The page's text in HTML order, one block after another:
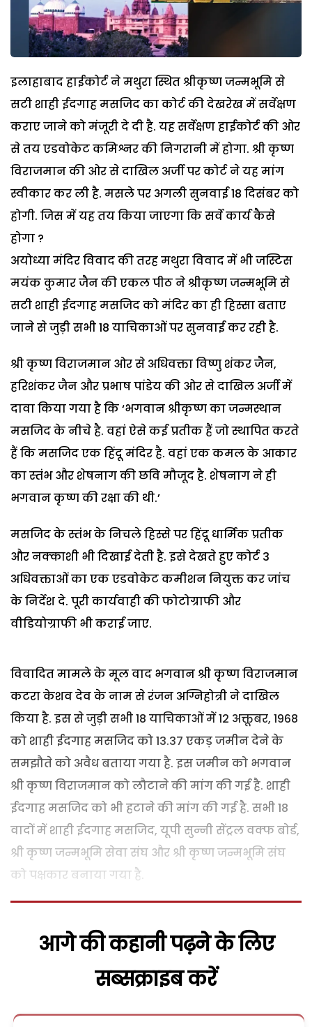
इलाहाबाद हाईकोर्ट ने मथुरा स्थित श्रीकृष्ण जन्मभूमि से
सटी शाही ईदगाह मसजिद का कोर्ट की देखरेख में सर्वेक्षण
कराए जाने को मंजूरी दे दी है. यह सर्वेक्षण हाईकोर्ट की ओर
से तय एडवोकेट कमिश्नर की निगरानी में होगा. श्री कृष्ण
विराजमान की ओर से दाखिल अर्जी पर कोर्ट ने यह मांग
स्वीकार कर ली है. मसले पर अगली सुनवाई 18 दिसंबर को
होगी. जिस में यह तय किया जाएगा कि सर्वे कार्य कैसे
होगा ?
अयोध्या मंदिर विवाद की तरह मथुरा विवाद में भी जस्टिस
मयंक कुमार जैन की एकल पीठ ने श्रीकृष्ण जन्मभूमि से
सटी शाही ईदगाह मसजिद को मंदिर का ही हिस्सा बताए
जाने से जुड़ी सभी 18 याचिकाओं पर सुनवाई कर रही है.
श्री कृष्ण विराजमान ओर से अधिवक्ता विष्णु शंकर जैन,
हरिशंकर जैन और प्रभाष पांडेय की ओर से दाखिल अर्जी में
दावा किया गया है कि ‘भगवान श्रीकृष्ण का जन्मस्थान
मसजिद के नीचे है. वहां ऐसे कई प्रतीक हैं जो स्थापित करते
हैं कि मसजिद एक हिंदू मंदिर है. वहां एक कमल के आकार
का स्तंभ और शेषनाग की छवि मौजूद है. शेषनाग ने ही
भगवान कृष्ण की रक्षा की थी.’
मसजिद के स्तंभ के निचले हिस्से पर हिंदू धार्मिक प्रतीक
और नक्काशी भी दिखाई देती है. इसे देखते हुए कोर्ट 3
अधिवक्ताओं का एक एडवोकेट कमीशन नियुक्त कर जांच
के निर्देश दे. पूरी कार्यवाही की फोटोग्राफी और
वीडियोग्राफी भी कराई जाए.
विवादित मामले के मूल वाद भगवान श्री कृष्ण विराजमान
कटरा केशव देव के नाम से रंजन अग्निहोत्री ने दाखिल
किया है. इस से जुड़ी सभी 18 याचिकाओं में 12 अक्तूबर, 1968
को शाही ईदगाह मसजिद को 13.37 एकड़ जमीन देने के
समझौते को अवैध बताया गया है. इस जमीन को भगवान
श्री कृष्ण विराजमान को लौटाने की मांग की गई है. शाही
ईदगाह मसजिद को भी हटाने की मांग की गई है. सभी 18
वादों में शाही ईदगाह मसजिद, यूपी सुन्नी सेंट्रल वक्फ बोर्ड,
श्री कृष्ण जन्मभूमि सेवा संघ और श्री कृष्ण जन्मभूमि संघ
को पक्षकार बनाया गया है.
आगे की कहानी पढ़ने के लिए
सब्सक्राइब करें